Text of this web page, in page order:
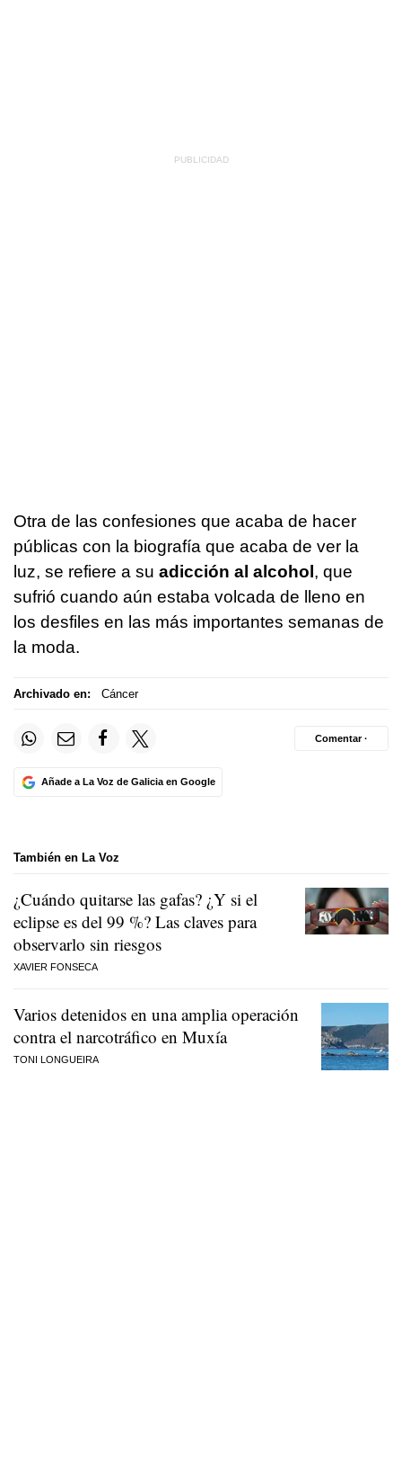
Otra de las confesiones que acaba de hacer
públicas con la biografía que acaba de ver la
luz, se refiere a su adicción al alcohol , que
sufrió cuando aún estaba volcada de lleno en
los desfiles en las más importantes semanas de
la moda.
Archivado en: Cáncer
Añade a La Voz de Galicia en Google
Comentar ·
También en La Voz
¿Cuándo quitarse las gafas? ¿Y si el
eclipse es del 99 %? Las claves para
observarlo sin riesgos
XAVIER FONSECA
Varios detenidos en una amplia operación
contra el narcotráfico en Muxía
TONI LONGUEIRA